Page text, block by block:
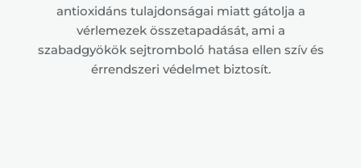
antioxidáns tulajdonságai miatt gátolja a
vérlemezek összetapadását, ami a
szabadgyökök sejtromboló hatása ellen szív és
érrendszeri védelmet biztosít.